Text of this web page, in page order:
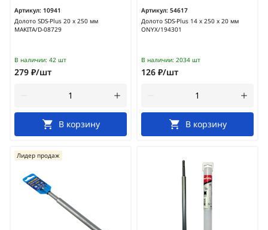
Артикул: 10941
Долото SDS-Plus 20 х 250 мм
MAKITA/D-08729
В наличии: 42 шт
279 ₽/шт
В корзину
Артикул: 54617
Долото SDS-Plus 14 х 250 х 20 мм
ONYX/194301
В наличии: 2034 шт
126 ₽/шт
В корзину
Лидер продаж